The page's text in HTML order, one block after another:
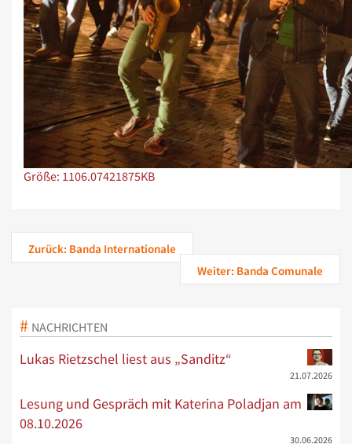
Zeige Bild in voller Größe…
Größe: 1106.07421875KB
Zurück: Banda Internationale
Weiter: Banda Comunale
NACHRICHTEN
Lukas Rietzschel liest aus „Sanditz“
21.07.2026
Lesung und Gespräch mit Katerina Poladjan am
08.10.2026
30.06.2026